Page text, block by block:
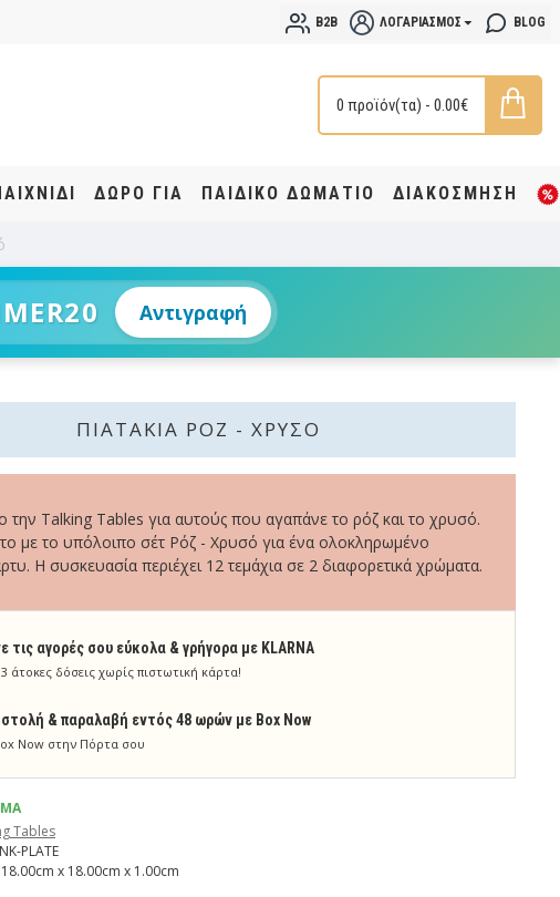
B2B ΛΟΓΑΡΙΑΣΜΌΣ BLOG
0 προϊόν(τα) - 0.00€
ΔΩΡΟ ΓΙΑ ΠΑΙΔΙΚΟ ΔΩΜΑΤΙΟ ΔΙΑΚΟΣΜΗΣΗ
Αντιγραφή
ΠΙΑΤΆΚΙΑ ΡΌΖ - ΧΡΥΣΌ
τις αγορές σου εύκολα & γρήγορα με KLARNA
άτοκες δόσεις χωρίς πιστωτική κάρτα!
& παραλαβή εντός 48 ωρών με Box Now
Now στην Πόρτα σου
την Talking Tables για αυτούς που αγαπάνε το ρόζ και το χρυσό.
με το υπόλοιπο σέτ Ρόζ - Χρυσό για ένα ολοκληρωμένο
Η συσκευασία περιέχει 12 τεμάχια σε 2 διαφορετικά χρώματα.
Tables
PLATE
18.00cm x 18.00cm x 1.00cm